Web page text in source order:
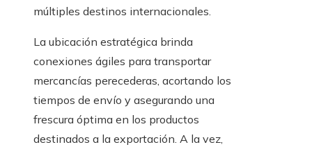
múltiples destinos internacionales.
La ubicación estratégica brinda
conexiones ágiles para transportar
mercancías perecederas, acortando los
tiempos de envío y asegurando una
frescura óptima en los productos
destinados a la exportación. A la vez,